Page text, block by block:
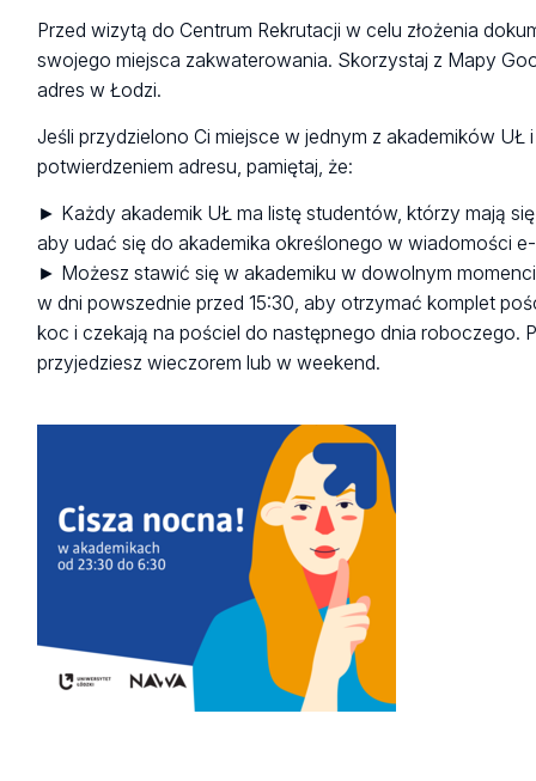
Przed wizytą do Centrum Rekrutacji w celu złożenia
swojego miejsca zakwaterowania. Skorzystaj z Mapy
adres w Łodzi.
Jeśli przydzielono Ci miejsce w jednym z akademików UŁ
potwierdzeniem adresu, pamiętaj, że:
► Każdy akademik UŁ ma listę studentów, którzy mają
aby udać się do akademika określonego w wiadomości
► Możesz stawić się w akademiku w dowolnym
w dni powszednie przed 15:30, aby otrzymać komplet
koc i czekają na pościel do następnego dnia roboczego.
przyjedziesz wieczorem lub w weekend.